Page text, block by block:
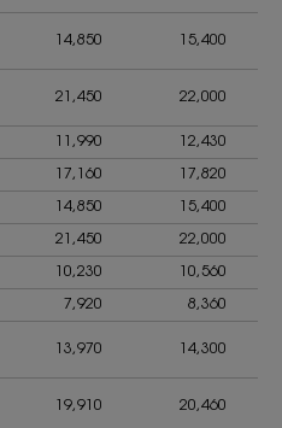
14,850 15,400
21,450 22,000
11,990 12,430
17,160 17,820
14,850 15,400
21,450 22,000
10,230 10,560
7,920 8,360
13,970 14,300
19,910 20,460